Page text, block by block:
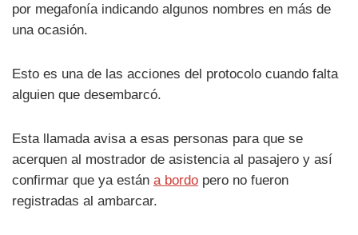
por megafonía indicando algunos nombres en más de
una ocasión.
Esto es una de las acciones del protocolo cuando falta
alguien que desembarcó.
Esta llamada avisa a esas personas para que se
acerquen al mostrador de asistencia al pasajero y así
confirmar que ya están a bordo pero no fueron
registradas al ambarcar.